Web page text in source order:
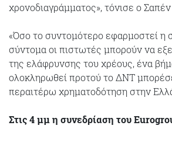
χρονοδιαγράμματος», τόνισε ο
«Όσο το συντομότερο εφαρμοστεί η
σύντομα οι πιστωτές μπορούν να
της ελάφρυνσης του χρέους, ένα
ολοκληρωθεί προτού το ΔΝΤ
περαιτέρω χρηματοδότηση στην
Στις 4 μμ η συνεδρίαση του